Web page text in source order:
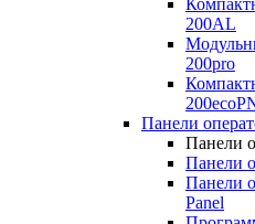
200AL
200pro
Панели
Панели
Панели
Панели
Panel